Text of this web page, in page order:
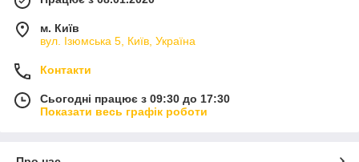
золотий корінь купити наші клієнти
вважають за краще через можливість
швидкого зниження втоми, а також підтримки
концентрація і когнітивні функції – як
відзначають наші клієнти, рослина покращує
м. Київ
вул. Ізюмська 5, Київ, Україна
Контакти
Сьогодні працює з 09:30 до 17:30
Показати весь графік роботи